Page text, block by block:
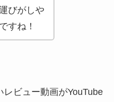
びがしや
すね！
レビュー動画がYouTube